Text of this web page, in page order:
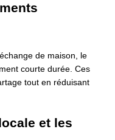
de maison, le
courte durée. Ces
tout en réduisant
et les